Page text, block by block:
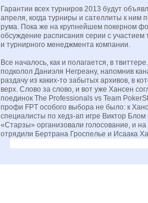
Гарантии всех турниров 2013 будут
апреля, когда турниры и сателлиты к ним
рума. Пока же на крупнейшем покерном
обсуждение расписания серии с участием
и турнирного менеджмента компании.
Все началось, как и полагается, в
подколол Даниэля Негреану, напомнив
раздачу из каких-то забытых архивов, в
верх. Слово за слово, и вот уже Хансен
поединок The Professionals vs Team
профи FPT особого выбора не было: к
специалисты по хедз-ап игре Виктор Блом
«Старзы» организовали голосование, и
отрядили Бертрана Гроспелье и Исаака